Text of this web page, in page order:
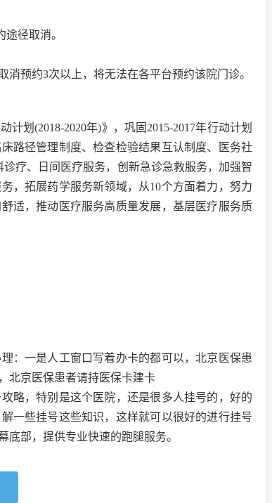
径取消。
预约3次以上，将无法在各平台预约该院门诊。
划(2018-2020年)》，巩固2015-2017年行动计划
路径管理制度、检查检验结果互认制度、医务社
疗、日间医疗服务，创新急诊急救服务，加强智
，拓展药学服务新领域，从10个方面着力，努力
适，推动医疗服务高质量发展，基层医疗服务质
：一是人工窗口写着办卡的都可以，北京医保患
北京医保患者请持医保卡建卡
略，特别是这个医院，还是很多人挂号的，好的
一些挂号这些知识，这样就可以很好的进行挂号
部，提供专业快速的跑腿服务。